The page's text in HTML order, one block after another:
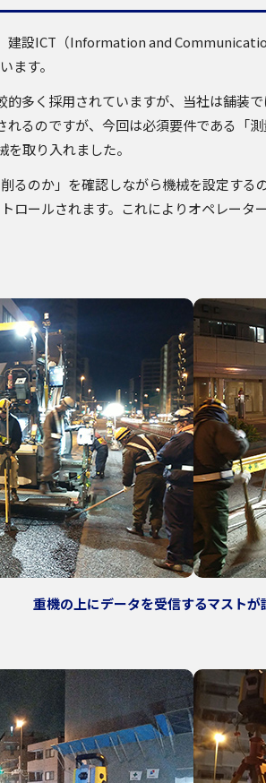
建設ICT（Information and
ます。
多く採用されていますが、当社は舗装
れるのですが、今回は必須要件である「
取り入れました。
るのか」を確認しながら機械を設定す
ロールされます。これによりオペレータ
重機の上にデータを受信するマストが